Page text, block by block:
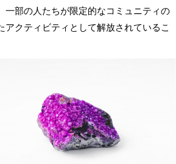
部の人たちが限定的なコミュニティの
クティビティとして解放されているこ